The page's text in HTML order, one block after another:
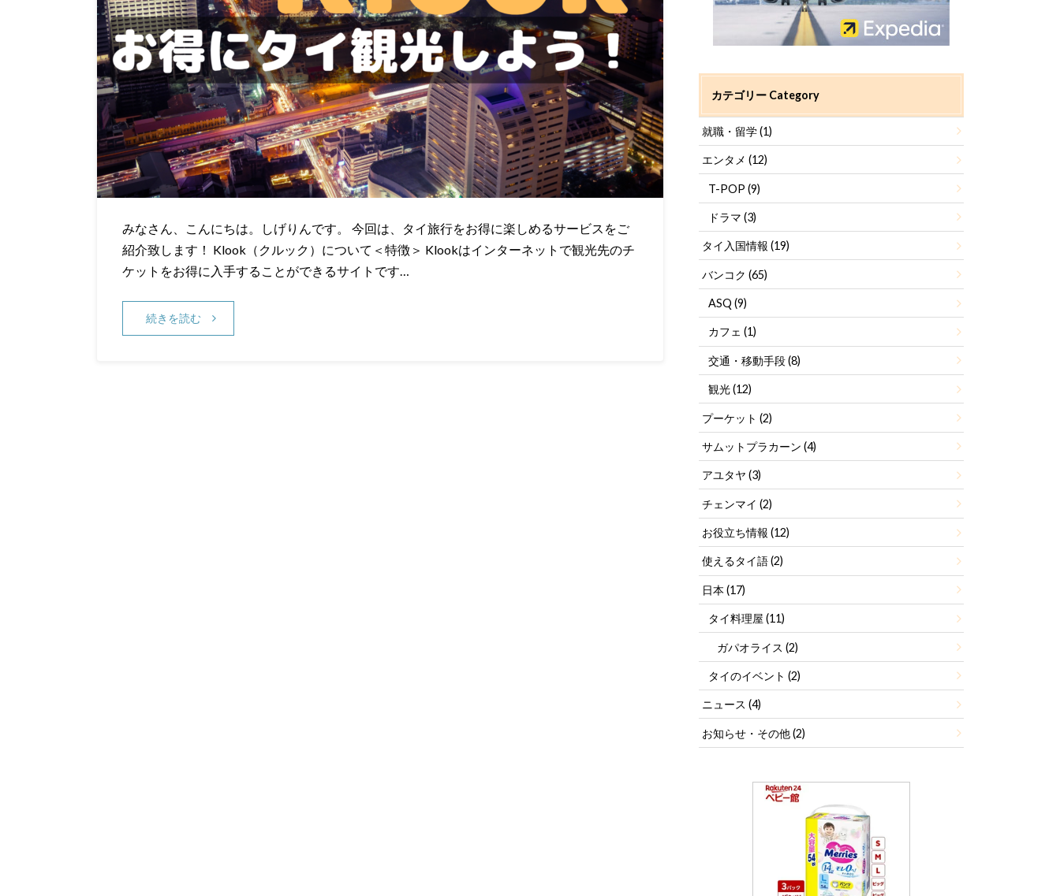
みなさん、こんにちは。しげりんです。 今回は、タイ旅行をお得に楽しめるサービスをご
紹介致します！ Klook（クルック）について＜特徴＞ Klookはインターネットで観光先のチ
ケットをお得に入手することができるサイトです…
続きを読む
カテゴリー Category
就職・留学(1)
エンタメ(12)
T-POP (9)
ドラマ (3)
タイ入国情報(19)
バンコク(65)
ASQ (9)
カフェ (1)
交通・移動手段(8)
観光(12)
プーケット(2)
サムットプラカーン(4)
アユタヤ(3)
チェンマイ(2)
お役立ち情報(12)
使えるタイ語(2)
日本(17)
タイ料理屋 (11)
ガパオライス(2)
タイのイベント (2)
ニュース(4)
お知らせ・その他(2)